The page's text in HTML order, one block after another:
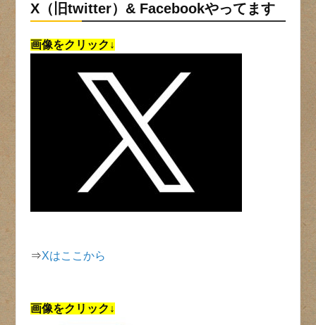
X（旧twitter）& Facebookやってます
画像をクリック↓
⇒Xはここから
画像をクリック↓